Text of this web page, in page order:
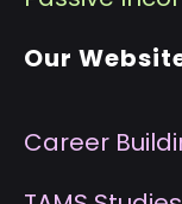
Our
Career